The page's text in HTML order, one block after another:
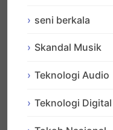
seni berkala
Skandal Musik
Teknologi Audio
Teknologi Digital